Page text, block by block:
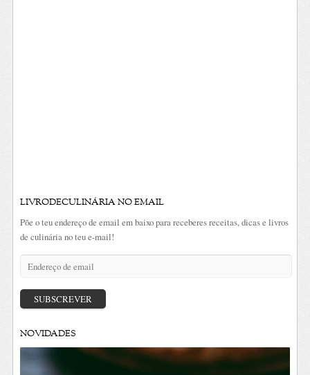
LIVRODECULINÁRIA NO EMAIL
Põe o teu endereço de email em baixo para receberes receitas, dicas e livros
de culinária no teu e-mail!
Endereço
email
SUBSCREVER
NOVIDADES